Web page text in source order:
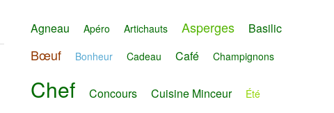
Agneau Apéro Artichauts Asperges Basilic
Bœuf Bonheur Cadeau Café Champignons
Chef Concours Cuisine Minceur Été